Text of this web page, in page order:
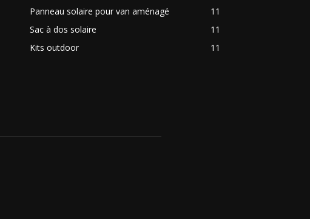
Panneau solaire pour van aménagé
11
Sac à dos solaire
11
Kits outdoor
11